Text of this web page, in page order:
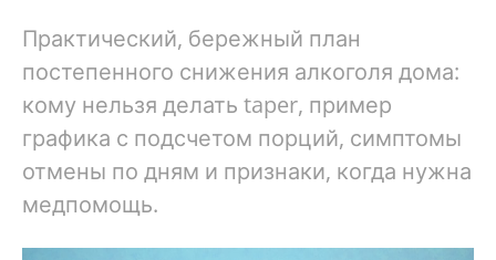
Практический, бережный план
постепенного снижения алкоголя дома:
кому нельзя делать taper, пример
графика с подсчетом порций, симптомы
отмены по дням и признаки, когда нужна
медпомощь.